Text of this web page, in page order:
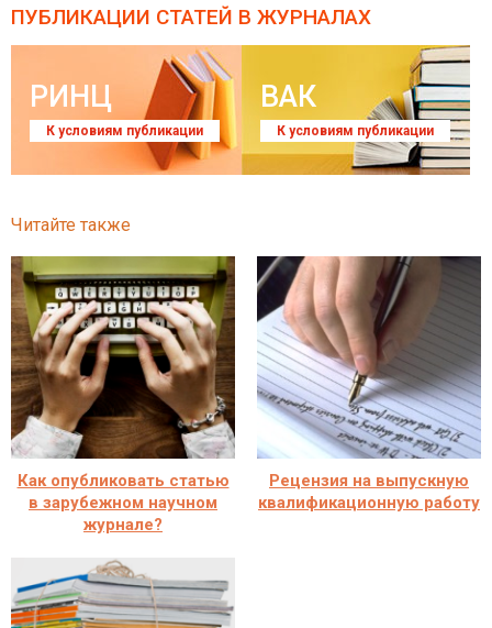
ПУБЛИКАЦИИ СТАТЕЙ В ЖУРНАЛАХ
РИНЦ
К условиям публикации
ВАК
К условиям публикации
Читайте также
Как опубликовать статью
в зарубежном научном
журнале?
Рецензия на выпускную
квалификационную работу